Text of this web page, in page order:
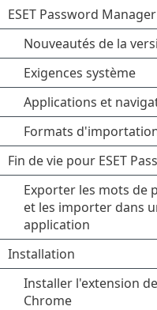
ESET Password
Nouveautés de la
Exigences système
Applications et
Formats
Fin de vie pour ESET
Exporter les mots de
et les importer dans
application
Installation
Installer l'extension
Chrome